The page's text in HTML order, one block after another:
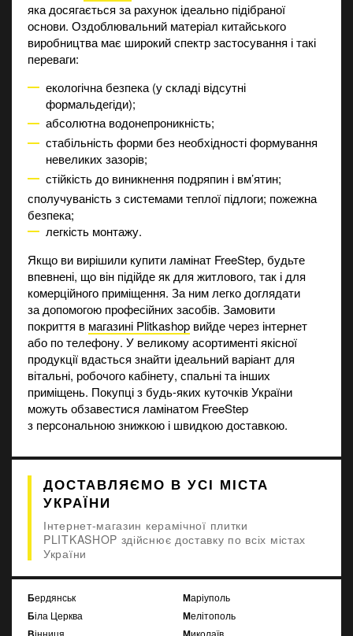
яка досягається за рахунок ідеально підібраної
основи. Оздоблювальний матеріал китайського
виробництва має широкий спектр застосування і такі
переваги:
екологічна безпека (у складі відсутні
формальдегіди);
абсолютна водонепроникність;
стабільність форми без необхідності формування
невеликих зазорів;
стійкість до виникнення подряпин і вм’ятин;
сполучуваність з системами теплої підлоги; пожежна
безпека;
легкість монтажу.
Якщо ви вирішили купити ламінат FreeStep, будьте
впевнені, що він підійде як для житлового, так і для
комерційного приміщення. За ним легко доглядати
за допомогою професійних засобів. Замовити
покриття в магазині Plitkashop вийде через інтернет
або по телефону. У великому асортименті якісної
продукції вдасться знайти ідеальний варіант для
вітальні, робочого кабінету, спальні та інших
приміщень. Покупці з будь-яких куточків України
можуть обзавестися ламінатом FreeStep
з персональною знижкою і швидкою доставкою.
ДОСТАВЛЯЄМО В УСІ МІСТА
УКРАЇНИ
Інтернет-магазин керамічної плитки
PLITKASHOP здійснює доставку по всіх містах
України
Бердянськ
Біла Церква
Вінниця
Маріуполь
Мелітополь
Миколаїв